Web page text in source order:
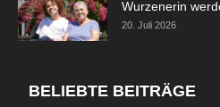
Wurzenerin
20. Juli 2026
BELIEBTE BEITRÄGE